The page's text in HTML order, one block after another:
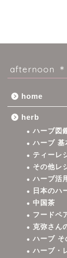
afternoon
home
herb
ハーブ図
ハーブ 基
ティーレ
その他レ
ハーブ活
日本のハ
中国茶
フードペ
克弥さん
ハーブ そ
ハーブ・